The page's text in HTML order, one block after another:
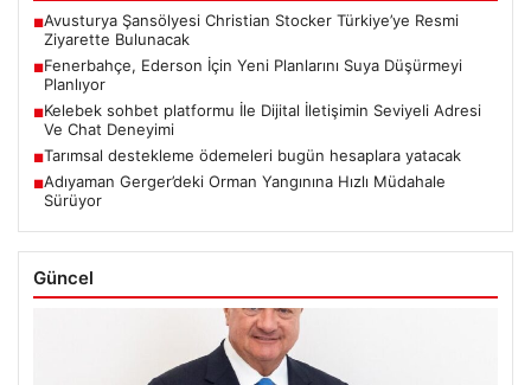
■Avusturya Şansölyesi Christian Stocker Türkiye’ye Resmi
Ziyarette Bulunacak
■Fenerbahçe, Ederson İçin Yeni Planlarını Suya Düşürmeyi
Planlıyor
■Kelebek sohbet platformu İle Dijital İletişimin Seviyeli Adresi
Ve Chat Deneyimi
■Tarımsal destekleme ödemeleri bugün hesaplara yatacak
■Adıyaman Gerger’deki Orman Yangınına Hızlı Müdahale
Sürüyor
Güncel